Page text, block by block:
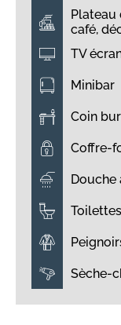
Plateau
café,
TV
Minibar
Coin
Coffre-
Douche
Sèche-